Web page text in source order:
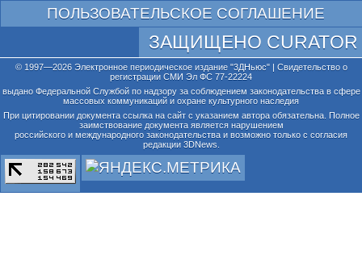
ПОЛЬЗОВАТЕЛЬСКОЕ СОГЛАШЕНИЕ
ЗАЩИЩЕНО CURATOR
© 1997—2026 Электронное периодическое издание "3ДНьюс" | Свидетельство о
регистрации СМИ Эл ФС 77-22224
выдано Федеральной Службой по надзору за соблюдением законодательства в сфере
массовых коммуникаций и охране культурного наследия
При цитировании документа ссылка на сайт с указанием автора обязательна. Полное
заимствование документа является нарушением
российского и международного законодательства и возможно только с согласия
редакции 3DNews.